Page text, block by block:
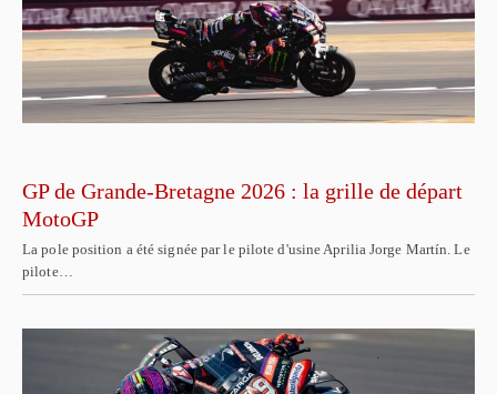
GP de Grande-Bretagne 2026 : la grille de départ
MotoGP
La pole position a été signée par le pilote d'usine Aprilia Jorge Martín. Le
pilote…